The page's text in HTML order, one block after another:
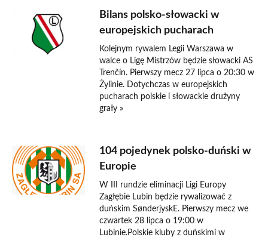
Bilans polsko-słowacki w
europejskich pucharach
Kolejnym rywalem Legii Warszawa w
walce o Ligę Mistrzów będzie słowacki AS
Trenčín. Pierwszy mecz 27 lipca o 20:30 w
Żylinie. Dotychczas w europejskich
pucharach polskie i słowackie drużyny
grały »
104 pojedynek polsko-duński w
Europie
W III rundzie eliminacji Ligi Europy
Zagłębie Lubin będzie rywalizować z
duńskim SønderjyskE. Pierwszy mecz we
czwartek 28 lipca o 19:00 w
Lubinie.Polskie kluby z duńskimi w